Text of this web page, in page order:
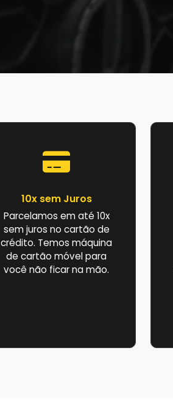
10x sem Juros
Parcelamos em até 10x
sem juros no cartão de
crédito. Temos máquina
de cartão móvel para
você não ficar na mão.